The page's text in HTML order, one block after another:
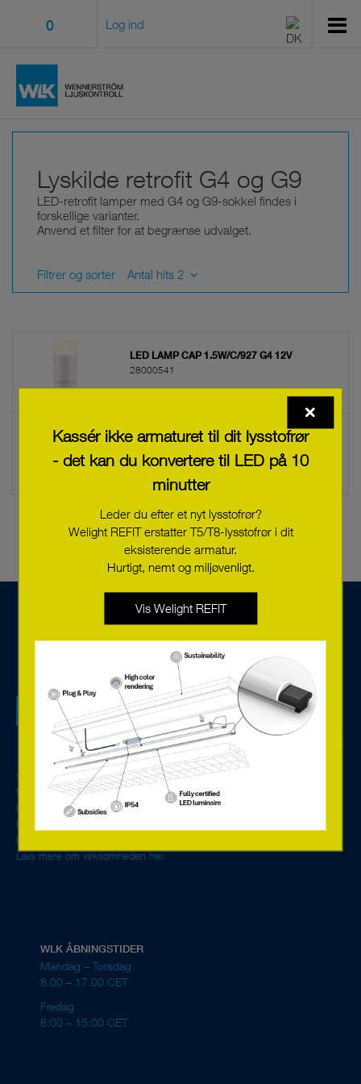
0 Log ind
Lyskilde retrofit G4 og G9
LED-retrofit lamper med G4 og G9-sokkel findes i
forskellige varianter.
Anvend et filter for at begrænse udvalget.
Filtrer og sorter Antal hits 2
LED LAMP CAP 1.5W/C/927 G4 12V
28000541
LED LAMP CAP 3.5W/C/927 G9 230V
Vi er et teknisk salgsselskab specialiseret i
belysningskomponenter og systemløsninger til styring og
overvågning. Vi tilbyder servicetjenester baseret på den nye,
internetforbundne teknik. Med avancerede LED-løsninger og
digitale komponenter fra Europas førende fabrikanter skaber
vi miljøvenlige og energieffektive belysningsløsninger til alt fra enkelte rum
til hele ejendomme. Vi er generalagent for Tridonic i Norden og de
baltiske lande, og vores primære kundesegment består af fabrikanter af
belysningsarmaturer, elgrossister, elinstallatører og ejere af
beboelsesejendomme.
Læs mere om virksomheden her.
WLK ÅBNINGSTIDER
Mandag – Torsdag
8.00 – 17.00 CET
Fredag
8:00 – 15:00 CET
Kassér ikke armaturet til dit lysstofrør
- det kan du konvertere til LED på 10
minutter
Leder du efter et nyt lysstofrør?
Welight REFIT erstatter T5/T8-lysstofrør i dit
eksisterende armatur.
Hurtigt, nemt og miljøvenligt.
Vis Welight REFIT